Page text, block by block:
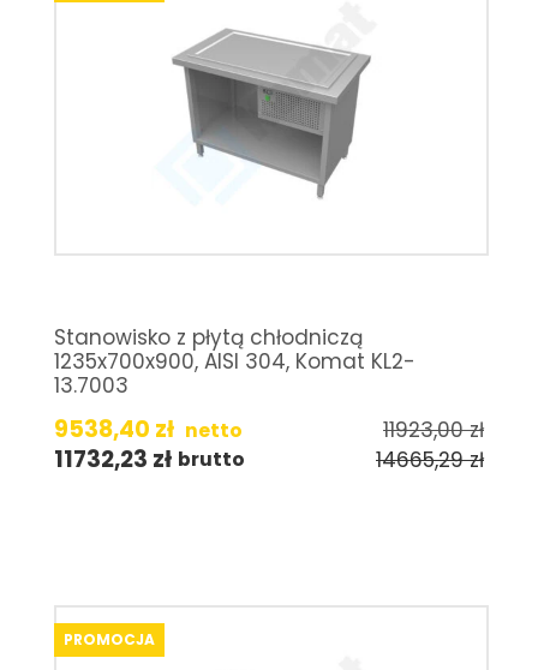
Stanowisko z płytą chłodniczą
1235x700x900, AISI 304, Komat KL2-
13.7003
9538,40 zł netto 11923,00zł
11732,23 zł brutto 14665,29zł
PROMOCJA